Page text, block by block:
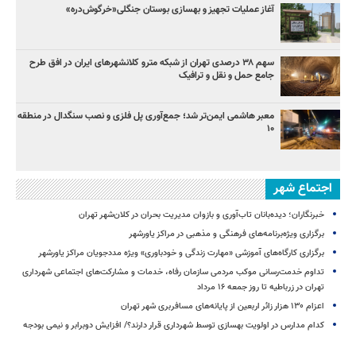
آغاز عملیات تجهیز و بهسازی بوستان جنگلی«خرگوش‌دره»
سهم ۳۸ درصدی تهران از شبکه مترو کلانشهرهای ایران در افق طرح
جامع حمل و نقل و ترافیک
معبر هاشمی ایمن‌تر شد؛ جمع‌آوری پل فلزی و نصب سنگدال در منطقه
۱۰
اجتماع شهر
خبرنگاران؛ دیده‌بانان تاب‌آوری و بازوان مدیریت بحران در کلان‌شهر تهران
برگزاری ویژه‌برنامه‌های فرهنگی و مذهبی در مراکز یاورشهر
برگزاری کارگاه‌های آموزشی «مهارت زندگی و خودباوری» ویژه مددجویان مراکز یاورشهر
تداوم خدمت‌رسانی موکب مردمی سازمان رفاه، خدمات و مشارکت‌های اجتماعی شهرداری
تهران در زرباطیه تا روز جمعه ۱۶ مرداد
اعزام ۱۳۰ هزار زائر اربعین از پایانه‌های مسافربری شهر تهران
کدام مدارس در اولویت بهسازی توسط شهرداری قرار دارند؟/ افزایش دوبرابر و نیمی بودجه